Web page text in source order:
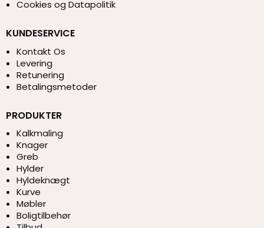
Cookies og Datapolitik
KUNDESERVICE
Kontakt Os
Levering
Retunering
Betalingsmetoder
PRODUKTER
Kalkmaling
Knager
Greb
Hylder
Hyldeknægt
Kurve
Møbler
Boligtilbehør